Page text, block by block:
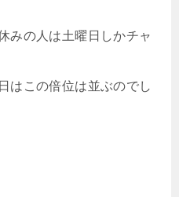
みの人は土曜日しかチャ
はこの倍位は並ぶのでし